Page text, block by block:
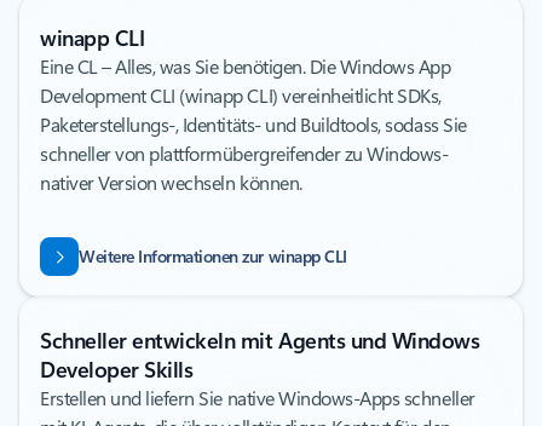
winapp CLI
Eine CL – Alles, was Sie benötigen. Die Windows App
Development CLI (winapp CLI) vereinheitlicht SDKs,
Paketerstellungs-, Identitäts- und Buildtools, sodass Sie
schneller von plattformübergreifender zu Windows-
nativer Version wechseln können.
Weitere Informationen zur winapp CLI
Schneller entwickeln mit Agents und Windows
Developer Skills
Erstellen und liefern Sie native Windows-Apps schneller